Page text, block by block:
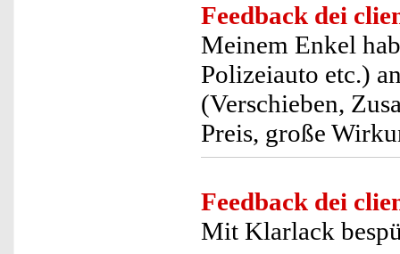
Feedback dei
Meinem Enkel
Polizeiauto etc.)
(Verschieben,
Preis, große
Feedback dei
Mit Klarlack